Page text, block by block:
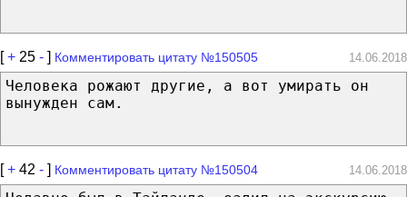
[+ 25 - ] Комментировать цитату №150505 14.06.2018
Человека рожают другие, а вот умирать он
вынужден сам.
[+ 42 - ] Комментировать цитату №150504 14.06.2018